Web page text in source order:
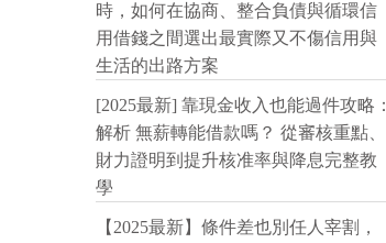
時，如何在協商、整合負債與循環信
用借錢之間選出最實際又不傷信用與
生活的出路方案
[2025最新] 靠現金收入也能過件攻略：
解析 無薪轉能借款嗎？ 從審核重點、
財力證明到提升核准率與降息完整教
學
【2025最新】條件差也別任人宰割，